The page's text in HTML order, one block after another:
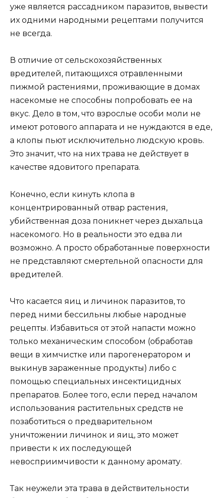
уже является рассадником паразитов, вывести
их одними народными рецептами получится
не всегда.
В отличие от сельскохозяйственных
вредителей, питающихся отравленными
пижмой растениями, проживающие в домах
насекомые не способны попробовать ее на
вкус. Дело в том, что взрослые особи моли не
имеют ротового аппарата и не нуждаются в еде,
а клопы пьют исключительно людскую кровь.
Это значит, что на них трава не действует в
качестве ядовитого препарата.
Конечно, если кинуть клопа в
концентрированный отвар растения,
убийственная доза поникнет через дыхальца
насекомого. Но в реальности это едва ли
возможно. А просто обработанные поверхности
не представляют смертельной опасности для
вредителей.
Что касается яиц и личинок паразитов, то
перед ними бессильны любые народные
рецепты. Избавиться от этой напасти можно
только механическим способом (обработав
вещи в химчистке или парогенератором и
выкинув зараженные продукты) либо с
помощью специальных инсектицидных
препаратов. Более того, если перед началом
использования растительных средств не
позаботиться о предварительном
уничтожении личинок и яиц, это может
привести к их последующей
невосприимчивости к данному аромату.
Так неужели эта трава в действительности